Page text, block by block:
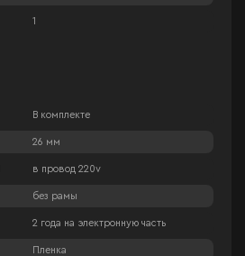
1
В комплекте
26 мм
в провод 220v
без рамы
2 года на электронную часть
Пленка